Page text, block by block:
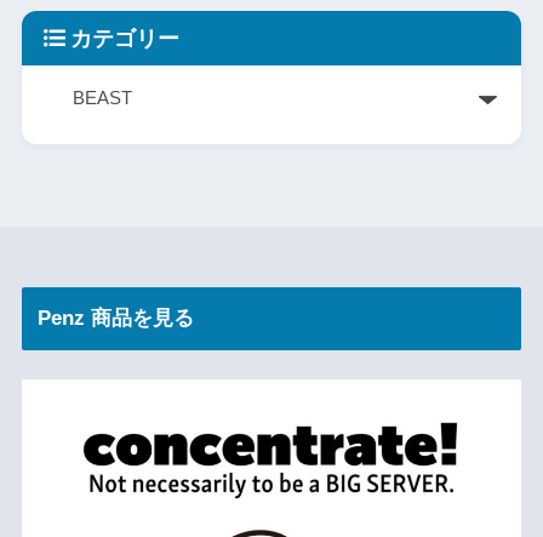
カテゴリー
Penz 商品を見る